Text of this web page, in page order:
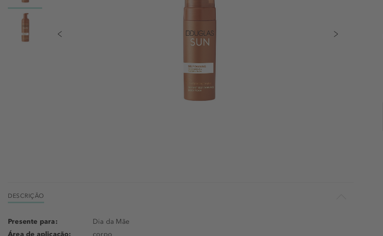
DESCRIÇÃO
Presente para:
Dia da Mãe
Área de aplicação:
corpo